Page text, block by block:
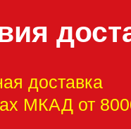
понравилась
отзыв: